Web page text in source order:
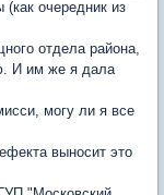
очередник из
отдела района,
И им же я дала
могу ли я все
выносит это